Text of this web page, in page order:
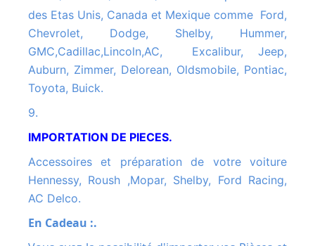
des Etas Unis, Canada et Mexique comme Ford,
Chevrolet, Dodge, Shelby, Hummer,
GMC,Cadillac,Lincoln,AC, Excalibur, Jeep,
Auburn, Zimmer, Delorean, Oldsmobile, Pontiac,
Toyota, Buick.
9.
IMPORTATION DE PIECES.
Accessoires et préparation de votre voiture
Hennessy, Roush ,Mopar, Shelby, Ford Racing,
AC Delco.
En Cadeau :.